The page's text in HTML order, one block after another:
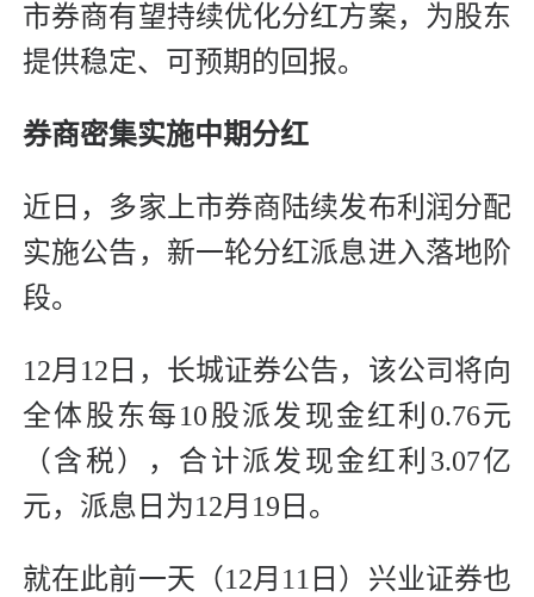
市券商有望持续优化分红方案，为股东
提供稳定、可预期的回报。
券商密集实施中期分红
近日，多家上市券商陆续发布利润分配
实施公告，新一轮分红派息进入落地阶
段。
12月12日，长城证券公告，该公司将向
全体股东每10股派发现金红利0.76元
（含税），合计派发现金红利3.07亿
元，派息日为12月19日。
就在此前一天（12月11日）兴业证券也